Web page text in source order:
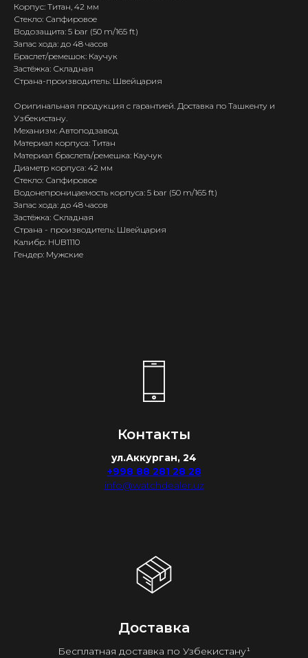
Корпус: Титан, 42 мм
Стекло: Сапфировое
Водозащита: 5 bar (50 m/165 ft)
Запас хода: до 48 часов
Браслет/ремешок: Каучук
Застёжка: Складная
Страна-производитель: Швейцария
Оригинальная продукция с гарантией. Доставка по Ташкенту и
Узбекистану.
Механизм: Автоподзавод
Материал корпуса: Титан
Материал браслета/ремешка: Каучук
Диаметр корпуса: 42 мм
Стекло: Сапфировое
Водонепроницаемость корпуса: 5 bar (50 m/165 ft)
Запас хода: до 48 часов
Застёжка: Складная
Страна - производитель: Швейцария
Калибр: HUB1110
Гендер: Мужские
Контакты
ул.Аккурган, 24
+998 88 281 28 28
info@watchdealer.uz
Доставка
Бесплатная доставка по Узбекистану¹